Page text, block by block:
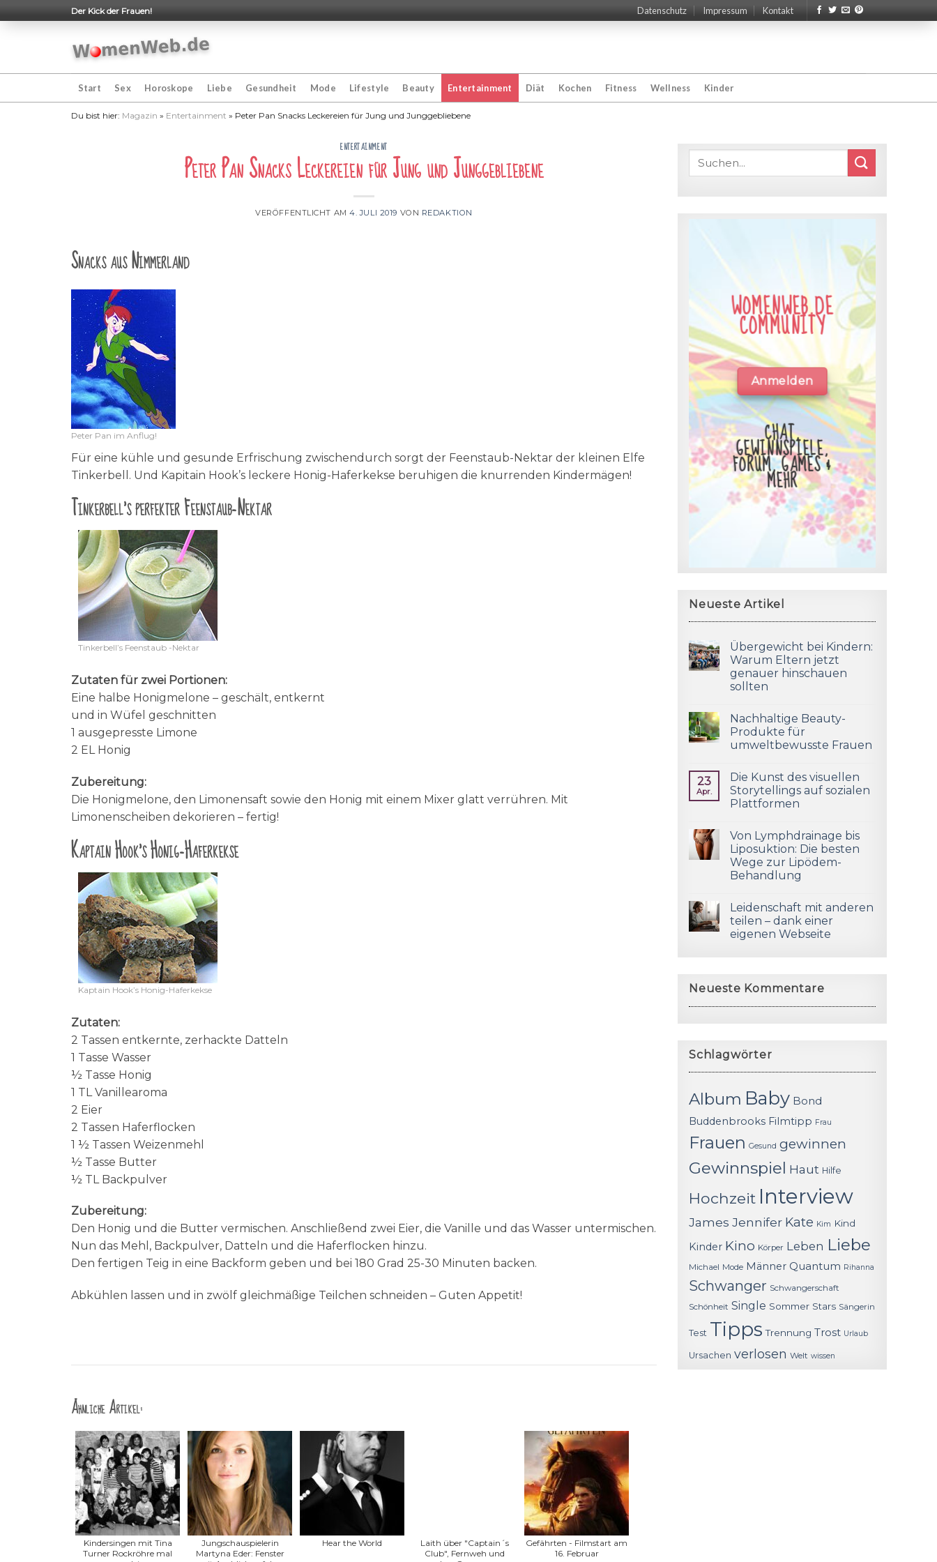
to
Der Kick der Frauen! Datenschutz Impressum Kontakt
Start Sex Horoskope Liebe Gesundheit Mode Lifestyle Beauty Entertainment Diät Kochen Fitness Wellness Kinder
Du bist hier: Magazin » Entertainment » Peter Pan Snacks Leckereien für Jung und Junggebliebene
ENTERTAINMENT
Peter Pan Snacks Leckereien für Jung und Junggebliebene
VERÖFFENTLICHT AM4. JULI 2019 VON REDAKTION
Snacks aus Nimmerland
Peter Pan im Anflug!
Für eine kühle und gesunde Erfrischung zwischendurch sorgt der Feenstaub-Nektar der kleinen Elfe
Tinkerbell. Und Kapitain Hook’s leckere Honig-Haferkekse beruhigen die knurrenden Kindermägen!
Tinkerbell’s perfekter Feenstaub-Nektar
Tinkerbell’s Feenstaub -Nektar
Zutaten für zwei Portionen:
Eine halbe Honigmelone – geschält, entkernt
und in Wüfel geschnitten
1 ausgepresste Limone
2 EL Honig
Zubereitung:
Die Honigmelone, den Limonensaft sowie den Honig mit einem Mixer glatt verrühren. Mit
Limonenscheiben dekorieren – fertig!
Kaptain Hook’s Honig-Haferkekse
Kaptain Hook’s Honig-Haferkekse
Zutaten:
2 Tassen entkernte, zerhackte Datteln
1 Tasse Wasser
½ Tasse Honig
1 TL Vanillearoma
2 Eier
2 Tassen Haferflocken
1 ½ Tassen Weizenmehl
½ Tasse Butter
½ TL Backpulver
Zubereitung:
Den Honig und die Butter vermischen. Anschließend zwei Eier, die Vanille und das Wasser untermischen.
Nun das Mehl, Backpulver, Datteln und die Haferflocken hinzu.
Den fertigen Teig in eine Backform geben und bei 180 Grad 25-30 Minuten backen.
Abkühlen lassen und in zwölf gleichmäßige Teilchen schneiden – Guten Appetit!
Ähnliche Artikel:
Kindersingen mit Tina
Turner Rockröhre mal
Jungschauspielerin
Martyna Eder: Fenster
Hear the World
Laith über "Captain´s
Club", Fernweh und
Gefährten - Filmstart am
16. Februar
WOMENWEB.DE
COMMUNITY
Anmelden
CHAT,
GEWINNSPIELE,
FORUM, GAMES &
MEHR
Neueste Artikel
Übergewicht bei Kindern:
Warum Eltern jetzt
genauer hinschauen
sollten
Nachhaltige Beauty-
Produkte für
umweltbewusste Frauen
23
Apr.
Die Kunst des visuellen
Storytellings auf sozialen
Plattformen
Von Lymphdrainage bis
Liposuktion: Die besten
Wege zur Lipödem-
Behandlung
Leidenschaft mit anderen
teilen – dank einer
eigenen Webseite
Neueste Kommentare
Schlagwörter
Album Baby Bond
Buddenbrooks Filmtipp Frau
Frauen Gesund gewinnen
Gewinnspiel Haut Hilfe
Hochzeit Interview
James Jennifer Kate Kim Kind
Kinder Kino Körper Leben Liebe
Michael Mode Männer Quantum Rihanna
Schwanger Schwangerschaft
Schönheit Single Sommer Stars Sängerin
Test Tipps Trennung Trost Urlaub
Ursachen verlosen Welt wissen